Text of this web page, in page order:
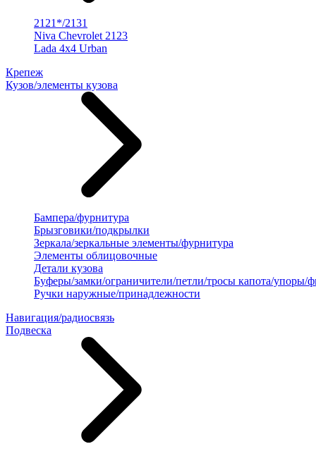
2121*/2131
Niva Chevrolet 2123
Lada 4x4 Urban
Крепеж
Кузов/элементы кузова
Бампера/фурнитура
Брызговики/подкрылки
Зеркала/зеркальные элементы/фурнитура
Элементы облицовочные
Детали кузова
Буферы/замки/ограничители/петли/тросы капота/упоры/
Ручки наружные/принадлежности
Навигация/радиосвязь
Подвеска